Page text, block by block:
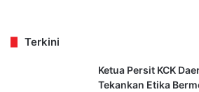
Terkini
Ketua Persit KCK
Tekankan Etika